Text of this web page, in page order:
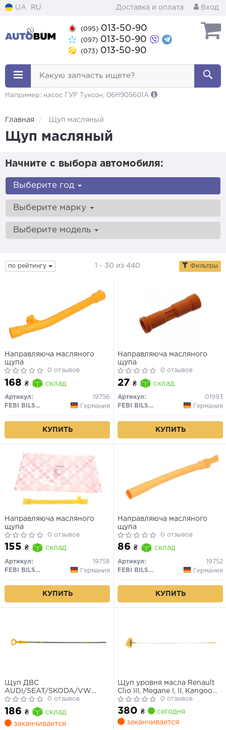
UA RU Доставка и оплата Вход
(095) 013-50-90
(097) 013-50-90
(073) 013-50-90
Какую запчасть ищете?
Например: насос ГУР Туксон, 06H905601A
Главная Щуп масляный
Щуп масляный
Начните с выбора автомобиля:
Выберите год
Выберите марку
Выберите модель
по рейтингу 1 - 30 из 440 Фильтры
Направляюча масляного
щупа
0 отзывов
168 ₴ склад
Артикул:
19756
FEBI BILSTEIN
Германия
КУПИТЬ
Направляюча масляного
щупа
0 отзывов
27 ₴ склад
Артикул:
01993
FEBI BILSTEIN
Германия
КУПИТЬ
Направляюча масляного
щупа
0 отзывов
155 ₴ склад
Артикул:
19758
FEBI BILSTEIN
Германия
КУПИТЬ
Направляюча масляного
щупа
0 отзывов
86 ₴ склад
Артикул:
19752
FEBI BILSTEIN
Германия
КУПИТЬ
Щуп ДВС
AUDI/SEAT/SKODA/VW
A3/Ibiza/Leon/Octavia/Golf/Polo
"1,6/1,8L "L=560mm "96-13
0 отзывов
186 ₴
склад
заканчивается
Щуп уровня масла Renault
Clio III, Megane I, II, Kangoo
1.4/1.6 16V 99-0 отзывов
380 ₴
сегодня
заканчивается